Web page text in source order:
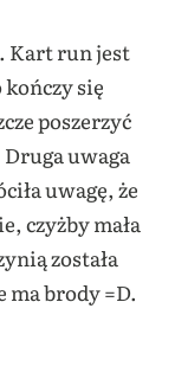
Kart run jest
kończy się
poszerzyć
uwaga
uwagę, że
czyżby mała
została
ma brody =D.